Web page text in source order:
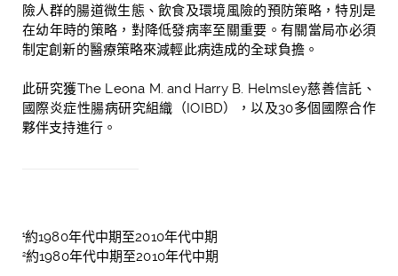
險人群的腸道微生態、飲食及環境風險的預防策略，特別是
在幼年時的策略，對降低發病率至關重要。有關當局亦必須
制定創新的醫療策略來減輕此病造成的全球負擔。
此研究獲The Leona M. and Harry B. Helmsley慈善信託、
國際炎症性腸病研究組織（IOIBD），以及30多個國際合作
夥伴支持進行。
1約1980年代中期至2010年代中期
2約1980年代中期至2010年代中期